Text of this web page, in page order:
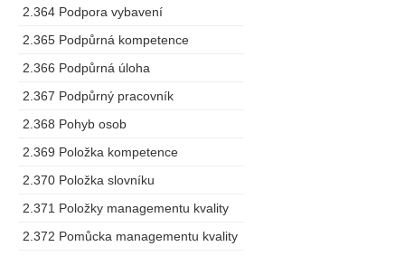
2.364 Podpora vybavení
2.365 Podpůrná kompetence
2.366 Podpůrná úloha
2.367 Podpůrný pracovník
2.368 Pohyb osob
2.369 Položka kompetence
2.370 Položka slovníku
2.371 Položky managementu kvality
2.372 Pomůcka managementu kvality